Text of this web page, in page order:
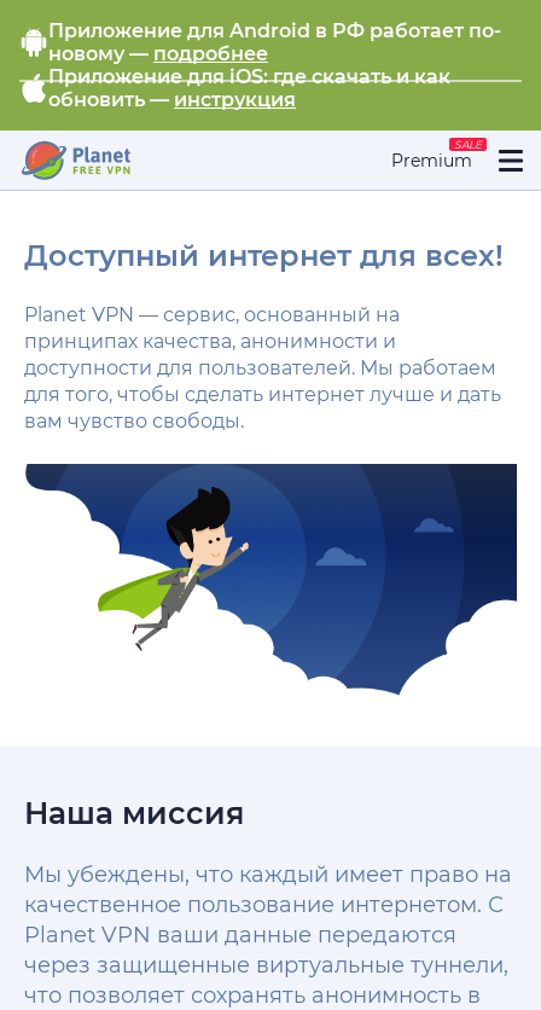
Приложение для Android в РФ работает по-
новому — подробнее
Приложение для iOS: где скачать и как
обновить — инструкция
Premium
SALE
Доступный интернет для всех!
Planet VPN — сервис, основанный на
принципах качества, анонимности и
доступности для пользователей. Мы работаем
для того, чтобы сделать интернет лучше и дать
вам чувство свободы.
Наша миссия
Мы убеждены, что каждый имеет право на
качественное пользование интернетом. С
Planet VPN ваши данные передаются
через защищенные виртуальные туннели,
что позволяет сохранять анонимность в